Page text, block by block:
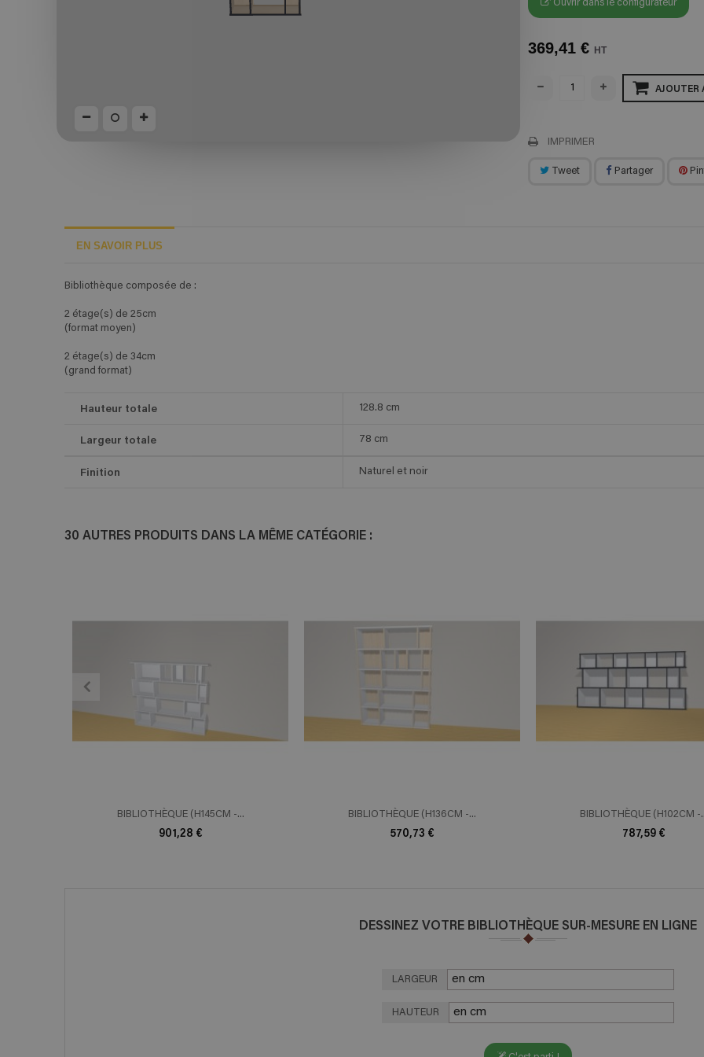
Ouvrir dans le configurateur
369,41 € HT
AJOUTER
IMPRIMER
Tweet Partager
EN SAVOIR PLUS
Bibliothèque composée de :
2 étage(s) de 25cm
(format moyen)
2 étage(s) de 34cm
(grand format)
Hauteur totale 128.8 cm
Largeur totale 78 cm
Finition Naturel et noir
30 AUTRES PRODUITS DANS LA MÊME CATÉGORIE :
ADD TO CART
BIBLIOTHÈQUE (H145CM -...
901,28 €
BIBLIOTHÈQUE (H136CM -...
570,73 €
BIBLIOTHÈQUE (H102CM -
787,59 €
DESSINEZ VOTRE BIBLIOTHÈQUE SUR-MESURE EN LIGNE
LARGEUR
HAUTEUR